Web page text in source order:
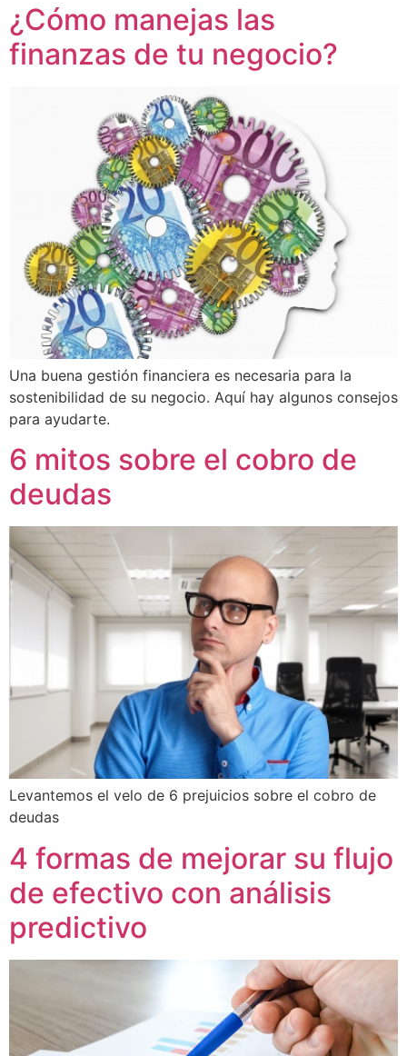
¿Cómo manejas las
finanzas de tu negocio?
Una buena gestión financiera es necesaria para la
sostenibilidad de su negocio. Aquí hay algunos consejos
para ayudarte.
6 mitos sobre el cobro de
deudas
Levantemos el velo de 6 prejuicios sobre el cobro de
deudas
4 formas de mejorar su flujo
de efectivo con análisis
predictivo